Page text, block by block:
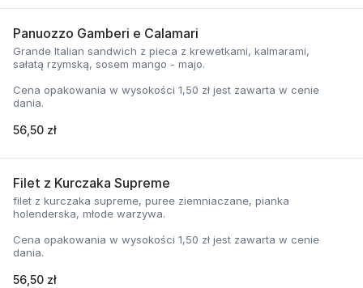
Panuozzo Gamberi e Calamari
Grande Italian sandwich z pieca z krewetkami, kalmarami,
sałatą rzymską, sosem mango - majo.
Cena opakowania w wysokości 1,50 zł jest zawarta w cenie
dania.
56,50 zł
Filet z Kurczaka Supreme
filet z kurczaka supreme, puree ziemniaczane, pianka
holenderska, młode warzywa.
Cena opakowania w wysokości 1,50 zł jest zawarta w cenie
dania.
56,50 zł